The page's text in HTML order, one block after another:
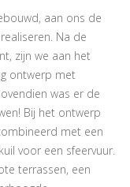
aan ons de
Na de
zijn we aan het
ontwerp met
was er de
Bij het ontwerp
met een
voor een sfeervuur.
terrassen, een